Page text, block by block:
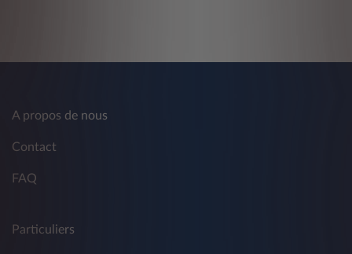
A propos de nous
Contact
FAQ
Particuliers